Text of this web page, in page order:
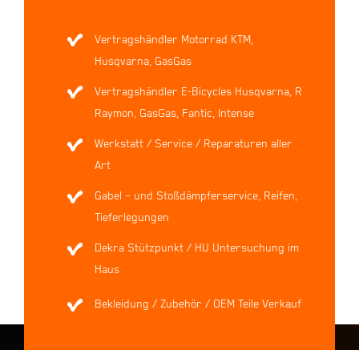
Vertragshändler Motorrad KTM,
Husqvarna, GasGas
Vertragshändler E-Bicycles Husqvarna, R
Raymon, GasGas, Fantic, Intense
Werkstatt / Service / Reparaturen aller
Art
Gabel – und Stoßdämpferservice, Reifen,
Tieferlegungen
Dekra Stützpunkt / HU Untersuchung im
Haus
Bekleidung / Zubehör / OEM Teile Verkauf